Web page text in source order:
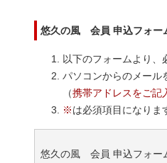
悠久の風 会員 申込フォー
以下のフォームより、
パソコンからのメール
（携帯アドレスをご記
※は必須項目になりま
悠久の風 会員 申込フォー